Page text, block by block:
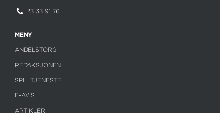
V85 Axevalla: Dags for StoChampionatet
Super Saturday: Slår Get a Wish, Baron Tilly?
11. juli
23 33 91 76
MENY
ANDELSTORG
REDAKSJONEN
SPILLTJENESTE
E-AVIS
ARTIKLER